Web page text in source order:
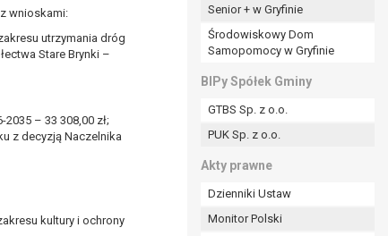
wnioskami:
utrzymania dróg
Stare Brynki –
– 33 308,00 zł;
z decyzją Naczelnika
kultury i ochrony
Senior + w Gryfinie
Środowiskowy Dom
Samopomocy w Gryfinie
BIPy Spółek Gminy
GTBS Sp. z o.o.
PUK Sp. z o.o.
Akty prawne
Dzienniki Ustaw
Monitor Polski
której dane dotyczą, lub podstaw do
6 ust. 1 lit a RODO), przysługuje Pani/Panu
podstawie zgody przed jej cofnięciem.
osobowych przez administratora.
lub umownym.